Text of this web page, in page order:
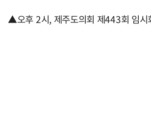
▲오후 2시, 제주도의회 제443회 임시